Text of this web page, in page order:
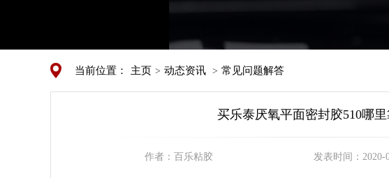
当前位置： 主页 > 动态资讯 > 常见问题解答
买乐泰厌氧平面密封胶510哪
作者： 百乐粘胶 发表时间： 2020-